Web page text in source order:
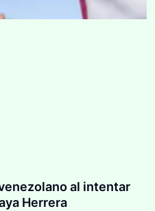
al intentar
Herrera